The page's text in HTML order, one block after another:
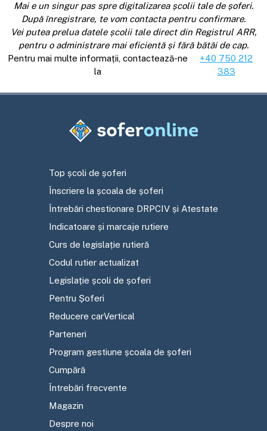
Mai e un singur pas spre digitalizarea școlii tale de șoferi.
După înregistrare, te vom contacta pentru confirmare.
Vei putea prelua datele școlii tale direct din Registrul ARR,
pentru o administrare mai eficientă și fără bătăi de cap.
Pentru mai multe informații, contactează-ne
la
+40 750 212
383
Top școli de șoferi
Înscriere la școala de șoferi
Întrebări chestionare DRPCIV și Atestate
Indicatoare și marcaje rutiere
Curs de legislație rutieră
Codul rutier actualizat
Legislație școli de șoferi
Pentru Șoferi
Reducere carVertical
Parteneri
Program gestiune școala de șoferi
Cumpără
Întrebări frecvente
Magazin
Despre noi